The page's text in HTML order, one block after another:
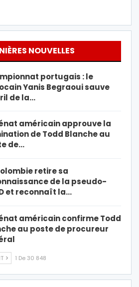
NOUVELLES
portugais : le
Yanis Begraoui sauve
de la…
américain approuve la
de Todd Blanche au
de…
retire sa
de la pseudo-
et reconnaît la…
américain confirme Todd
au poste de procureur
1 De 30 848